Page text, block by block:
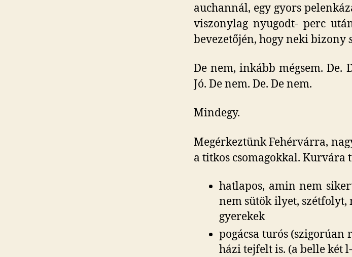
auchannál, egy gyors
viszonylag nyugodt- perc
bevezetőjén, hogy neki bizony
De nem, inkább mégsem. De.
Jó. De nem. De. De nem.
Mindegy.
Megérkeztünk Fehérvárra,
a titkos csomagokkal. Kurvára
hatlapos, amin nem
nem sütök ilyet, szétfolyt,
gyerekek
pogácsa turós
házi tejfelt is. (a belle két